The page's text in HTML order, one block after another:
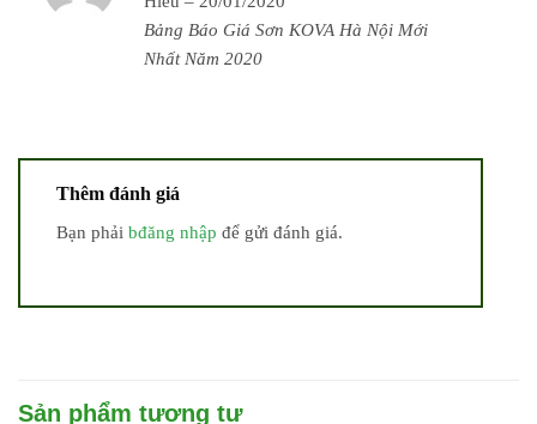
Bảng Báo Giá Sơn KOVA Hà Nội Mới
Nhất Năm 2020
Thêm đánh giá
Bạn phải bđăng nhập để gửi đánh giá.
Sản phẩm tương tự